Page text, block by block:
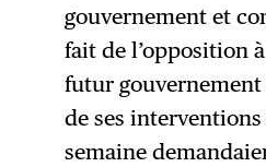
gouvernement et
fait de l’opposition
futur gouvernement
de ses
semaine